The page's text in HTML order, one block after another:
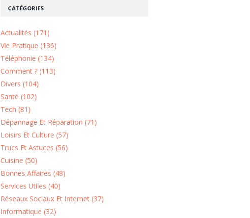
CATÉGORIES
Actualités (171)
Vie Pratique (136)
Téléphonie (134)
Comment ? (113)
Divers (104)
Santé (102)
Tech (81)
Dépannage Et Réparation (71)
Loisirs Et Culture (57)
Trucs Et Astuces (56)
Cuisine (50)
Bonnes Affaires (48)
Services Utiles (40)
Réseaux Sociaux Et Internet (37)
Informatique (32)